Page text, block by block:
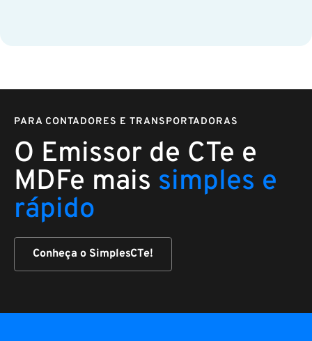
PARA CONTADORES E TRANSPORTADORAS
O Emissor de CTe e
MDFe mais simples e
rápido
Conheça o SimplesCTe!